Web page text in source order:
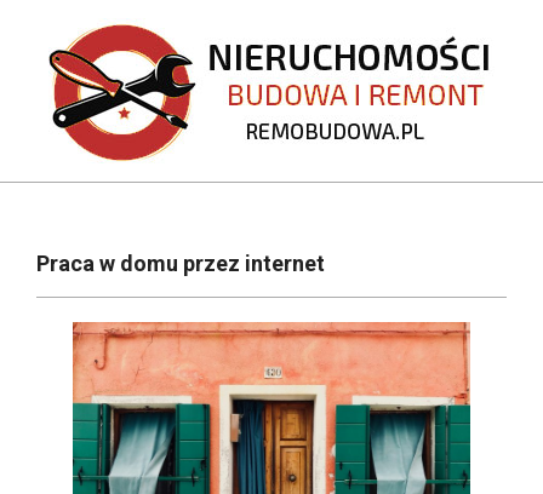
content
REMOBUDOWA.PL
NavigationPraca w domu przez internet